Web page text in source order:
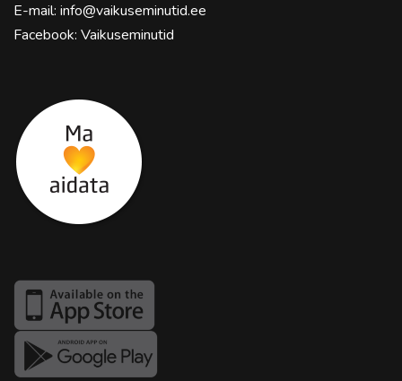
E-mail: info@vaikuseminutid.ee
Facebook: Vaikuseminutid